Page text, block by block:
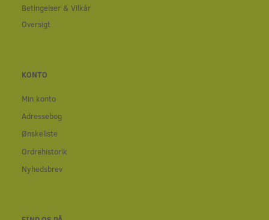
Betingelser & Vilkår
Oversigt
KONTO
Min konto
Adressebog
Ønskeliste
Ordrehistorik
Nyhedsbrev